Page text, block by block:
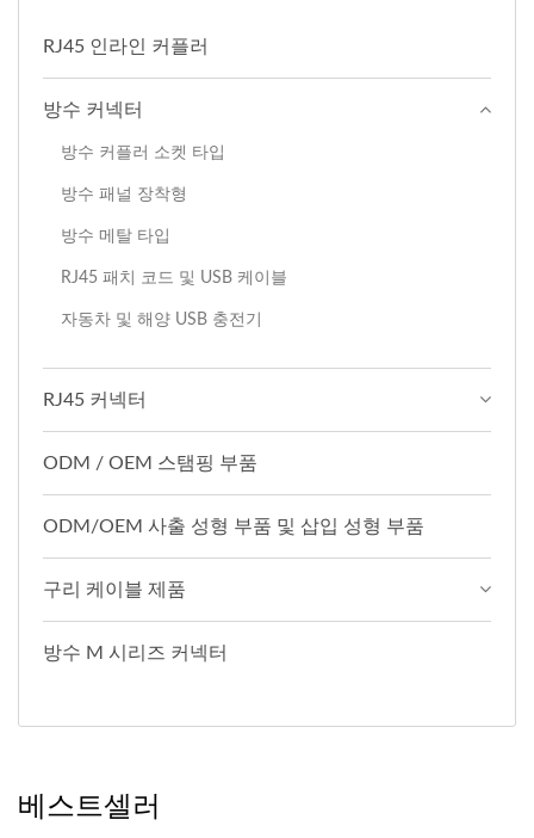
RJ45 인라인 커플러
방수 커넥터
방수 커플러 소켓 타입
방수 패널 장착형
방수 메탈 타입
RJ45 패치 코드 및 USB 케이블
자동차 및 해양 USB 충전기
RJ45 커넥터
ODM / OEM 스탬핑 부품
ODM/OEM 사출 성형 부품 및 삽입 성형 부품
구리 케이블 제품
방수 M 시리즈 커넥터
베스트셀러